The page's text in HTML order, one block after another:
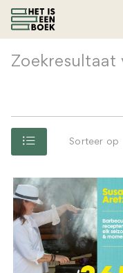
Zoekresultaat
Sorteer op